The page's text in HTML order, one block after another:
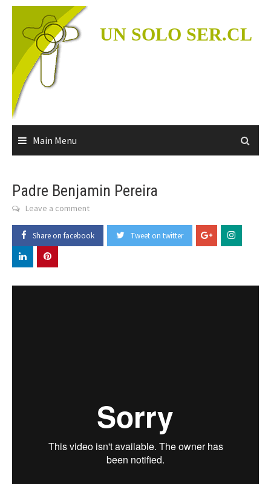
Skip
content
UN SOLO SER.CL
Main Menu
Padre Benjamin Pereira
Leave a comment
Share on facebook Tweet on twitter